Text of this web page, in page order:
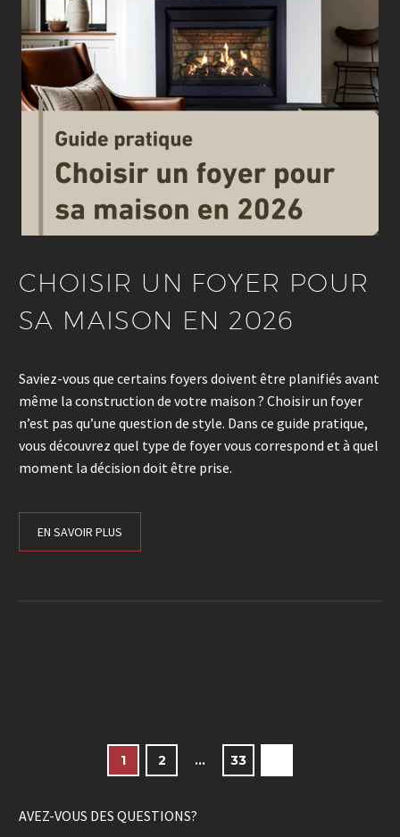
CHOISIR UN FOYER POUR
SA MAISON EN 2026
Saviez-vous que certains foyers doivent être planifiés avant
même la construction de votre maison ? Choisir un foyer
n’est pas qu’une question de style. Dans ce guide pratique,
vous découvrez quel type de foyer vous correspond et à quel
moment la décision doit être prise.
EN SAVOIR PLUS
1 2 … 33
AVEZ-VOUS DES QUESTIONS?